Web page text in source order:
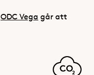
ODC Vega går att